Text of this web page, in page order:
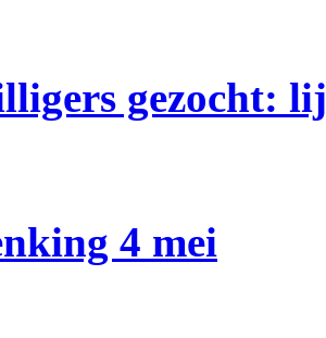
gezocht:
4 mei